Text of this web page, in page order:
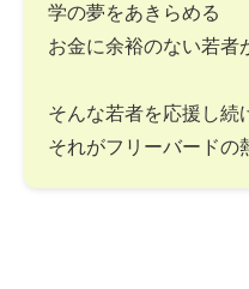
学の夢をあきらめる
お金に余裕のない若者
そんな若者を応援し続
それがフリーバードの